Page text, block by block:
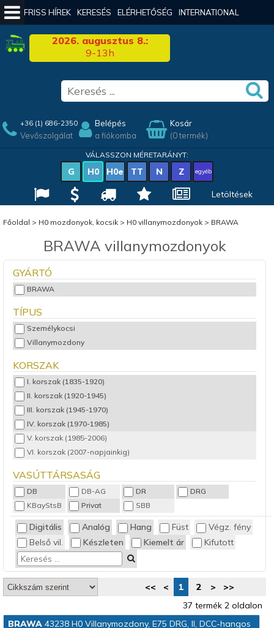
FRISS HÍREK KERESÉS ELÉRHETŐSÉG INTERNATIONAL
2026. augusztus 8.:
9-13h
+36 (1) 686-2350
Vevőszolgálat
Belépés
a fiókomba
Kosár
(0 termék)
VÁLASSZON MÉRETARÁNYT:
G H0 H0e TT N Z egyéb
Letöltések
Főoldal > H0 mozdonyok, kocsik> H0 villanymozdonyok> BRAWA
BRAWA villanymozdonyok
GYÁRTÓ
BRAWA
TÍPUS
Személykocsi
Villanymozdony
KORSZAK
I. korszak (1835-1920)
II. korszak (1920-1945)
III. korszak (1945-1970)
IV. korszak (1970-1985)
V. korszak (1985-2006)
VI. korszak (2007-napjainkig)
VASÚTTÁRSASÁG
DB DB-AG DR
DRG
KBayStsB
Privat SBB
Digitális Analóg Hang Füst
Végz. fény
Belső vil.
Készleten Kiemelt ár Kifutott
<< < 1 2 >
>>
37 termék 2 oldalon
BRAWA43238 H0 Villanymozdony, E75 DRG, II, DCC-hangos